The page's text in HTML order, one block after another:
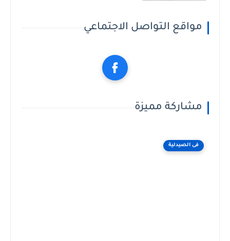
مواقع التواصل الاجتماعي
مشاركة مميزة
فى الصيدلية